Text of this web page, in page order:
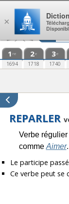
Aller au contenu
1 re
1694
2e
1718
3e
1740
REPARLER
Verbe régulier
comme Aimer.
Le participe
Ce verbe peut se
×